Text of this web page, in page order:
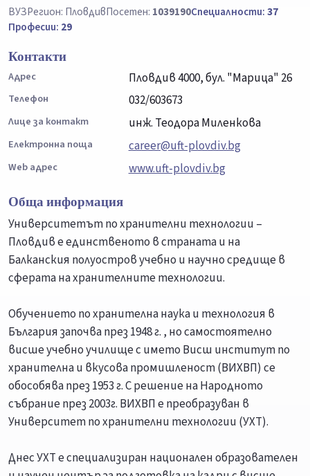
ВУЗРегион: ПловдивПосетен: 1039190Специалности:37
Професии: 29
Контакти
Адрес Пловдив 4000, бул. "Марица" 26
Телефон 032/603673
Лице за контакт инж. Теодора Миленкова
Електронна поща career@uft-plovdiv.bg
Web адрес
www.uft-plovdiv.bg
Обща информация
Университетът по хранителни технологии –
Пловдив е единственото в страната и на
Балканския полуостров учебно и научно средище в
сферата на хранителните технологии.
Обучението по хранителна наука и технология в
България започва през 1948 г. , но самостоятелно
висше учебно училище с името Висш институт по
хранителна и вкусова промишленост (ВИХВП) се
обособява през 1953 г. С решение на Народното
събрание през 2003г. ВИХВП е преобразуван в
Университет по хранителни технологии (УХТ).
Днес УХТ е специализиран национален образователен